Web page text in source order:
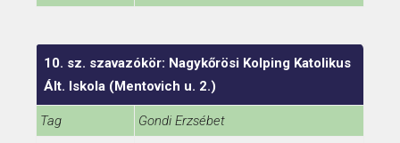
10. sz. szavazókör: Nagykőrösi Kolping Katolikus
Ált. Iskola (Mentovich u. 2.)
Tag
Gondi Erzsébet